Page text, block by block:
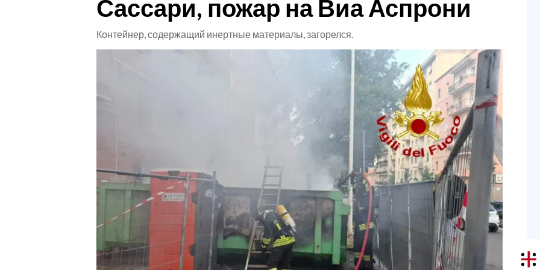
RISULTATI E CLASSIFICHE
Сассари, пожар на Виа Аспрони
Контейнер, содержащий инертные материалы, загорелся.